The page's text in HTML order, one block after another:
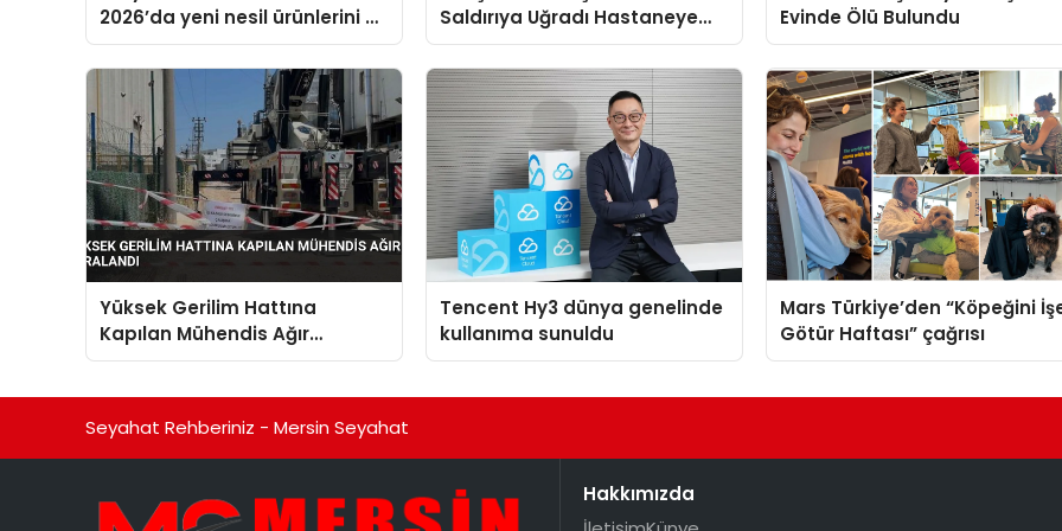
2026’da yeni nesil ürünlerini ve
global marka vizyonunu
sergiledi
Saldırıya Uğradı Hastaneye
Kaldırıldı
Evinde Ölü Bulundu
Yüksek Gerilim Hattına
Kapılan Mühendis Ağır
Yaralandı
Tencent Hy3 dünya genelinde
kullanıma sunuldu
Mars Türkiye’den “Köpeğini
Götür Haftası” çağrısı
Seyahat Rehberiniz - Mersin Seyahat
Hakkımızda